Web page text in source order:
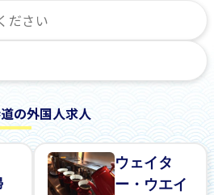
の外国人求人
ウェイタ
ー・ウエイ